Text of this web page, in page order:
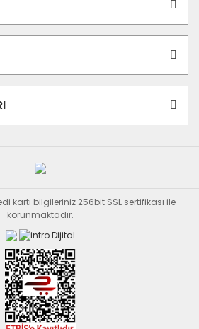
kartı bilgileriniz 256bit SSL sertifikası ile
korunmaktadır.